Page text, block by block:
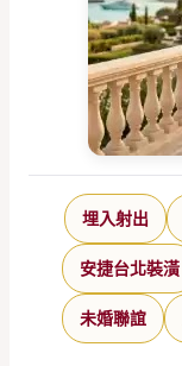
埋入射出
安捷台北裝潢
未婚聯誼